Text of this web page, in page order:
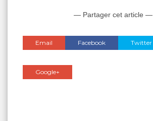
— Partager cet article —
Email Facebook Twitter
Google+